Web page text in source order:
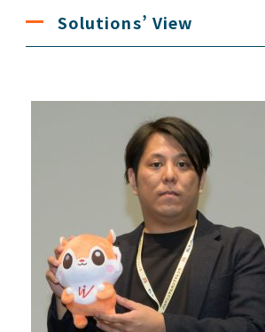
Solutions’ View